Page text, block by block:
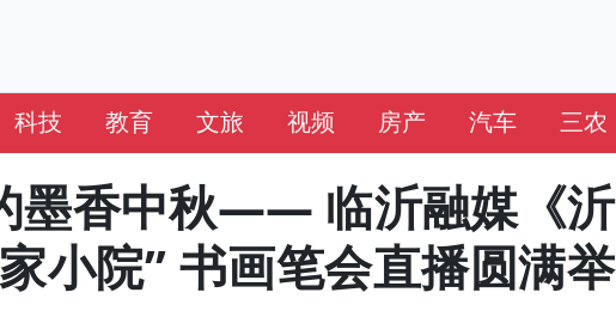
科技 教育 文旅 视频 房产 汽车 三农
墨香中秋—— 临沂融媒《沂
小院” 书画笔会直播圆满举